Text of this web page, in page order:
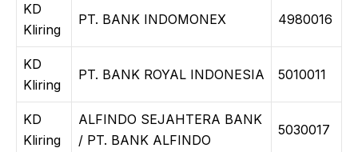
KD
Kliring
PT. BANK INDOMONEX 4980016
KD
Kliring
PT. BANK ROYAL INDONESIA 5010011
KD
Kliring
ALFINDO SEJAHTERA BANK
/ PT. BANK ALFINDO
5030017